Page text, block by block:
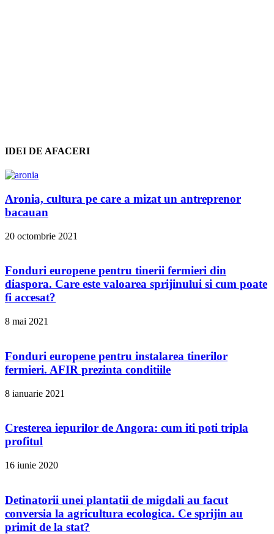
IDEI DE AFACERI
Aronia, cultura pe care a mizat un antreprenor
bacauan
20 octombrie 2021
Fonduri europene pentru tinerii fermieri din
diaspora. Care este valoarea sprijinului si cum poate
fi accesat?
8 mai 2021
Fonduri europene pentru instalarea tinerilor
fermieri. AFIR prezinta conditiile
8 ianuarie 2021
Cresterea iepurilor de Angora: cum iti poti tripla
profitul
16 iunie 2020
Detinatorii unei plantatii de migdali au facut
conversia la agricultura ecologica. Ce sprijin au
primit de la stat?